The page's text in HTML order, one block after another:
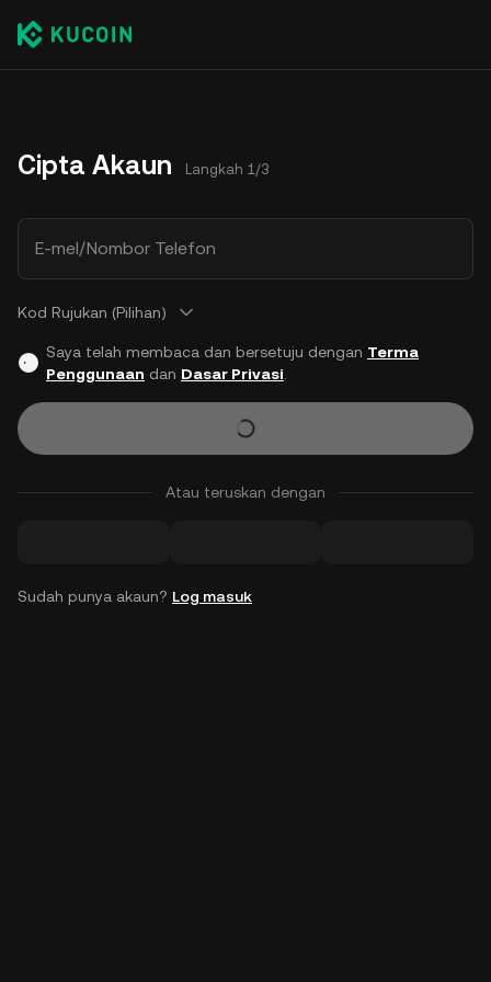
Cipta Akaun Langkah 1/3
E-mel/Nombor Telefon
Kod Rujukan (Pilihan)
Saya telah membaca dan bersetuju dengan Terma
Penggunaan dan Dasar Privasi
Atau teruskan dengan
Sudah punya akaun? Log masuk